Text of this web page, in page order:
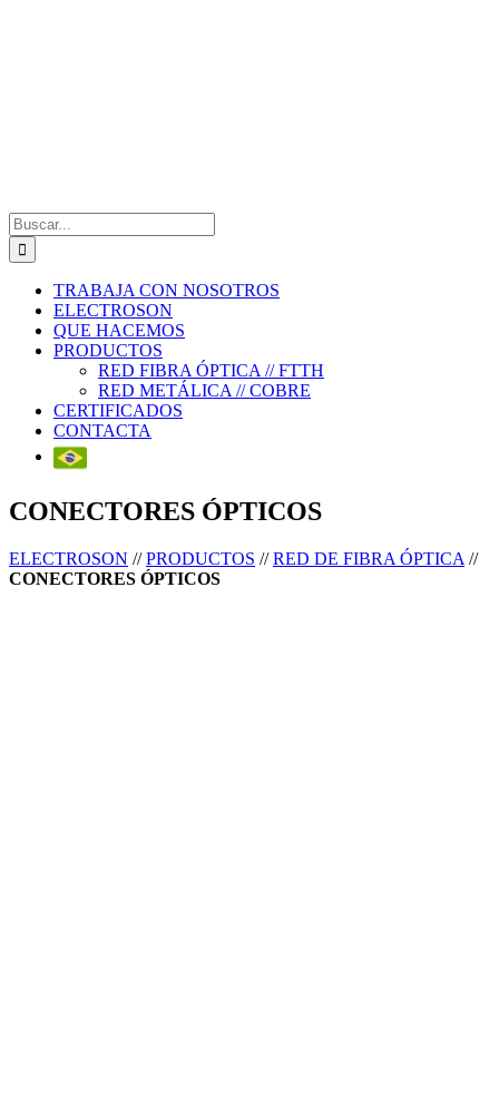
Buscar:
TRABAJA CON NOSOTROS
ELECTROSON
QUE HACEMOS
PRODUCTOS
RED FIBRA ÓPTICA // FTTH
RED METÁLICA // COBRE
CERTIFICADOS
CONTACTA
CONECTORES ÓPTICOS
ELECTROSON //PRODUCTOS //RED DE FIBRA ÓPTICA //
CONECTORES ÓPTICOS